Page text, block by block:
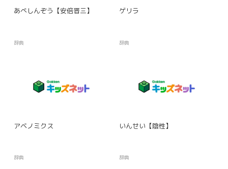
あべしんぞう【安倍晋三】
辞典
ゲリラ
辞典
アベノミクス
辞典
いんせい【陰性】
辞典